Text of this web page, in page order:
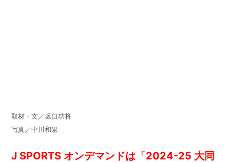
取材・文／坂口功将
写真／中川和泉
J SPORTS オンデマンドは「2024-25 大同